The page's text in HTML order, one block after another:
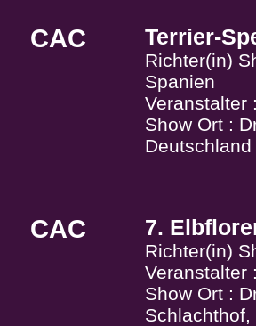
CAC Terrier-
Richter(in)
Spanien
Veranstalter
Show Ort :
Deutschland
CAC 7.
Richter(in)
Veranstalter
Show Ort :